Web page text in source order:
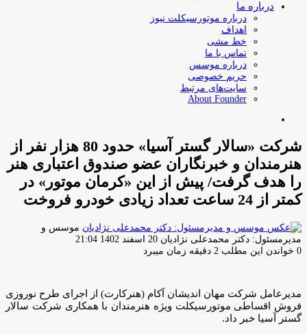
درباره ما
درباره موتورسیکلت نیوز
اهداف
خط مشی
تماس با ما
درباره موسس
حریم خصوصی
سایت‌های مرتبط
About Founder
شرکت «سالار گستر آسیا» حدود 80 هزار نفر از
هنرمندان و خبرنگاران عضو صندوق اعتباری هنر
را هدف گرفت/ پیش از این «کرمان موتور» در
کمتر از 24 ساعت تعداد زیادی خودرو فروخت
موسس و
مدیرمسئول: دکتر محمدعلی نژادیان ارسال
ایمیل
20 اسفند 1402 21:04
0 خواندن این مطلب 2 دقیقه زمان میبرد
مديرعامل شرکت مهان انديشان آکام (هنرکارت) از اجرای طرح نوروزی
فروش اقساطی موتورسيکلت‌ ويژه هنرمندان با همکاری شرکت سالار
گستر آسيا خبر داد.